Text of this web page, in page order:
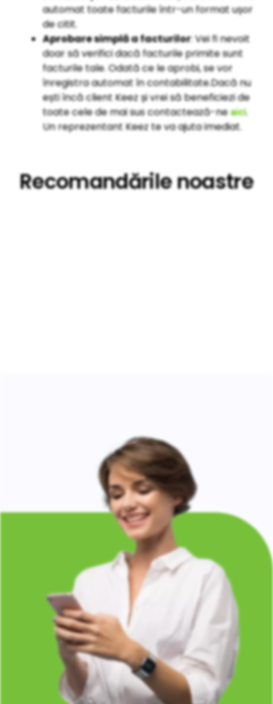
automat toate facturile într-un format ușor
de citit.
Aprobare simplă a facturilor: Vei fi nevoit
doar să verifici dacă facturile primite sunt
facturile tale. Odată ce le aprobi, se vor
înregistra automat în contabilitate.Dacă nu
ești încă client Keez și vrei să beneficiezi de
toate cele de mai sus contactează-neaici.
Un reprezentant Keez te va ajuta imediat.
Recomandările noastre